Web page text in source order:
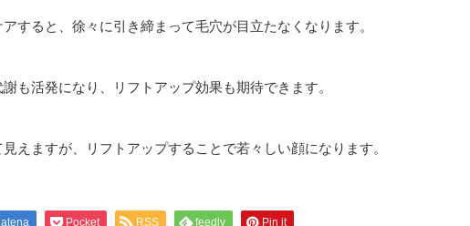
すると、徐々に引き締まって毛穴が目立たなくなります。
も活発になり、リフトアップ効果も期待できます。
えますが、リフトアップすることで若々しい顔になります。
Pocket RSS feedly Pin it